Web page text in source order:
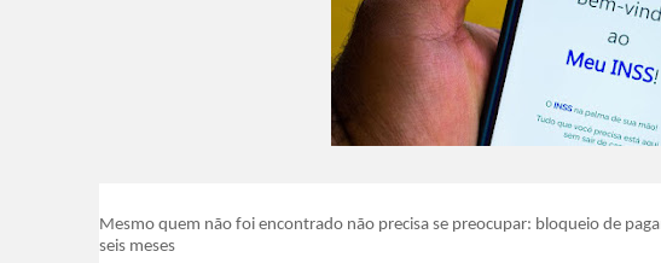
Mesmo quem não foi encontrado não precisa se preocupar: bloqueio de
seis meses